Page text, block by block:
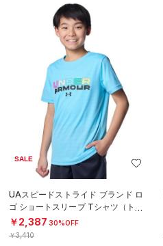
SALE
UAスピードストライド ブランド ロ
ゴ ショートスリーブ Tシャツ（トレ
ーニング/BOYS）
￥2,387 30%OFF
￥3,410